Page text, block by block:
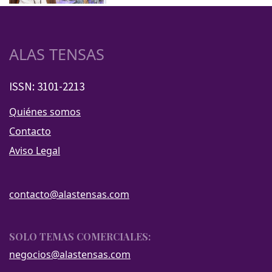
ALAS TENSAS
ISSN: 3101-2213
Quiénes somos
Contacto
Aviso Legal
contacto@alastensas.com
SOLO TEMAS COMERCIALES:
negocios@alastensas.com